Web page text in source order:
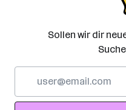
Sollen wir dir
Adresse